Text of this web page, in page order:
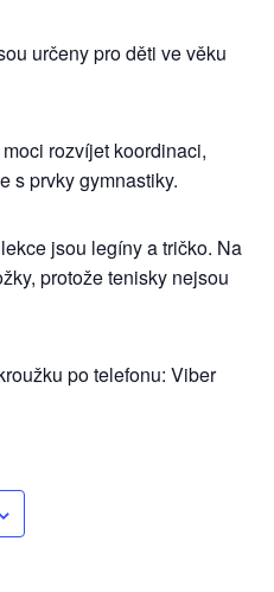
určeny pro děti ve věku
rozvíjet koordinaci,
s prvky gymnastiky.
jsou legíny a tričko. Na
protože tenisky nejsou
po telefonu: Viber